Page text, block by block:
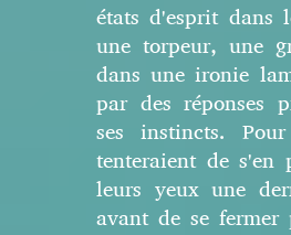
états d'esprit dans
une torpeur, une
dans une ironie
par des réponses
ses instincts.
tenteraient de s'en
leurs yeux une
avant de se fermer